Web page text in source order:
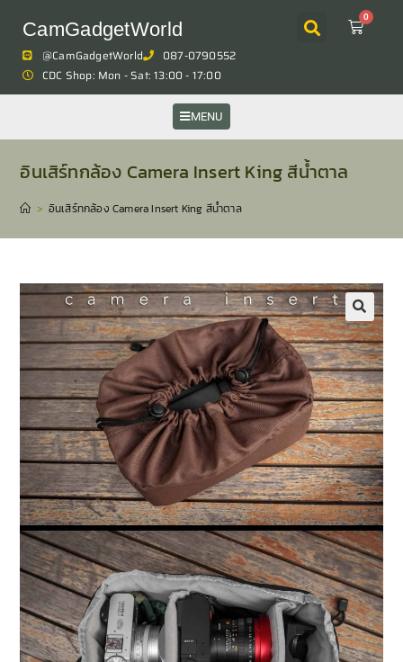
CamGadgetWorld
0
@CamGadgetWorld
087-0790552
CDC Shop: Mon - Sat: 13:00 - 17:00
MENU
อินเสิร์ทกล้อง Camera Insert King สีน้ำตาล
> อินเสิร์ทกล้อง Camera Insert King สีน้ำตาล
🔍